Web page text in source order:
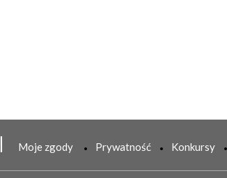
Moje zgody Prywatność Konkursy